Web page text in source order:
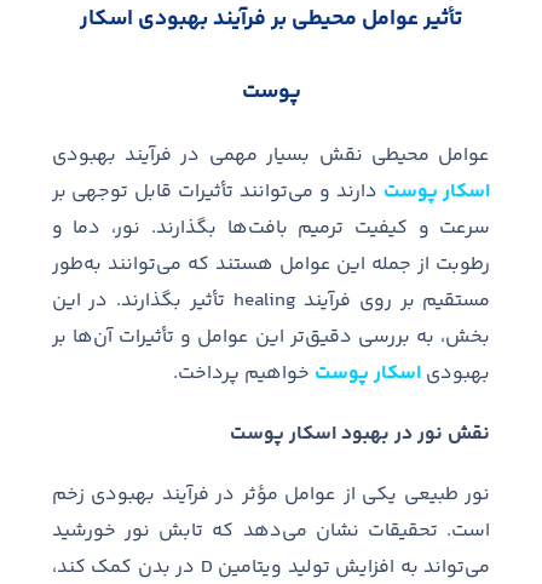
تأثیر عوامل محیطی بر فرآیند بهبودی اسکار
پوست
عوامل محیطی نقش بسیار مهمی در فرآیند بهبودی
اسکار پوست دارند و میتوانند تأثیرات قابل توجهی بر
سرعت و کیفیت ترمیم بافتها بگذارند. نور، دما و
رطوبت از جمله این عوامل هستند که میتوانند بهطور
مستقیم بر روی فرآیند
تأثیر بگذارند. در این
بخش، به بررسی دقیقتر این عوامل و تأثیرات آنها بر
بهبودی اسکار پوست خواهیم پرداخت.
نقش نور در بهبود اسکار پوست
نور طبیعی یکی از عوامل مؤثر در فرآیند بهبودی زخم
است. تحقیقات نشان میدهد که تابش نور خورشید
میتواند به افزایش تولید ویتامین
در بدن کمک کند،